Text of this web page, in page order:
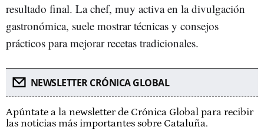
resultado final. La chef, muy activa en la divulgación
gastronómica, suele mostrar técnicas y consejos
prácticos para mejorar recetas tradicionales.
NEWSLETTER CRÓNICA GLOBAL
Apúntate a la newsletter de Crónica Global para recibir
las noticias más importantes sobre Cataluña.